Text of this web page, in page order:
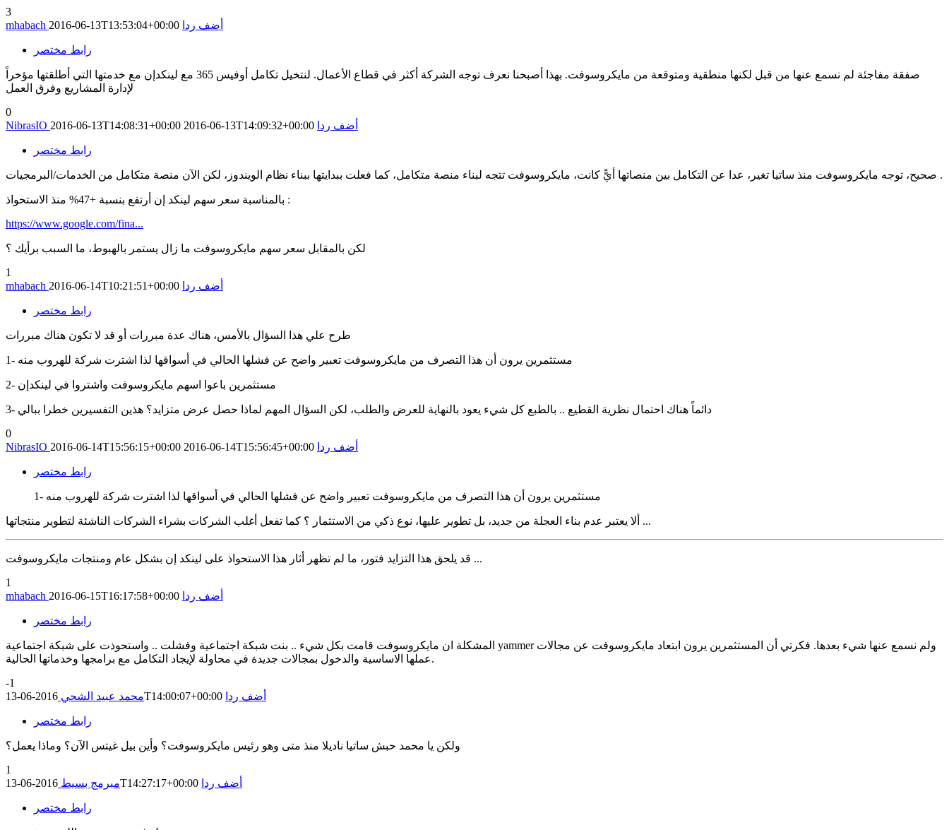
3
mhabach 2016-06-13T13:53:04+00:00 أضف ردا
رابط مختصر
صفقة مفاجئة لم نسمع عنها من قبل لكنها منطقية ومتوقعة من مايكروسوفت. بهذا أصبحنا نعرف توجه الشركة أكثر في قطاع الأعمال. لنتخيل تكامل أوفيس 365 مع لينكدإن مع خدمتها التي أطلقتها مؤخراً
لإدارة المشاريع وفرق العمل
0
NibrasIO 2016-06-13T14:08:31+00:00 2016-06-13T14:09:32+00:00 أضف ردا
رابط مختصر
صحيح، توجه مايكروسوفت منذ ساتيا تغير، عدا عن التكامل بين منصاتها أيًّ كانت، مايكروسوفت تتجه لبناء منصة متكامل، كما فعلت ببدايتها ببناء نظام الويندوز، لكن الآن منصة متكامل من الخدمات/البرمجيات .
بالمناسبة سعر سهم لينكد إن أرتفع بنسبة +47% منذ الاستحواذ :
https://www.google.com/fina...
لكن بالمقابل سعر سهم مايكروسوفت ما زال يستمر بالهبوط، ما السبب برأيك ؟
1
mhabach 2016-06-14T10:21:51+00:00 أضف ردا
رابط مختصر
طرح علي هذا السؤال بالأمس، هناك عدة مبررات أو قد لا تكون هناك مبررات
1- مستثمرين يرون أن هذا التصرف من مايكروسوفت تعبير واضح عن فشلها الحالي في أسواقها لذا اشترت شركة للهروب منه
2- مستثمرين باعوا اسهم مايكروسوفت واشتروا في لينكدإن
3- دائماً هناك احتمال نظرية القطيع .. بالطبع كل شيء يعود بالنهاية للعرض والطلب، لكن السؤال المهم لماذا حصل عرض متزايد؟ هذين التفسيرين خطرا ببالي
0
NibrasIO 2016-06-14T15:56:15+00:00 2016-06-14T15:56:45+00:00 أضف ردا
رابط مختصر
1- مستثمرين يرون أن هذا التصرف من مايكروسوفت تعبير واضح عن فشلها الحالي في أسواقها لذا اشترت شركة للهروب منه
ألا يعتبر عدم بناء العجلة من جديد، بل تطوير عليها، نوع ذكي من الاستثمار ؟ كما تفعل أغلب الشركات بشراء الشركات الناشئة لتطوير منتجاتها ...
قد يلحق هذا التزايد فتور، ما لم تظهر أثار هذا الاستحواذ على لينكد إن بشكل عام ومنتجات مايكروسوفت ...
1
mhabach 2016-06-15T16:17:58+00:00 أضف ردا
رابط مختصر
المشكلة ان مايكروسوفت قامت بكل شيء .. بنت شبكة اجتماعية وفشلت .. واستحوذت على شبكة اجتماعية yammer ولم نسمع عنها شيء بعدها. فكرتي أن المستثمرين يرون ابتعاد مايكروسوفت عن مجالات
عملها الاساسية والدخول بمجالات جديدة في محاولة لإيجاد التكامل مع برامجها وخدماتها الحالية.
-1
محمد عبيد الشحي2016-06-13T14:00:07+00:00 أضف ردا
رابط مختصر
ولكن يا محمد حبش ساتيا ناديلا منذ متى وهو رئيس مايكروسوفت؟ وأين بيل غيتس الآن؟ وماذا يعمل؟
1
مبرمج بسيط2016-06-13T14:27:17+00:00 أضف ردا
رابط مختصر